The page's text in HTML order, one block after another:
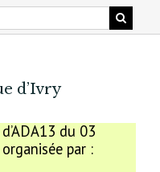
d’Ivry
du 03
par :